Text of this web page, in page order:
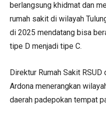
berlangsung khidmat dan
rumah sakit di wilayah
di 2025 mendatang bisa
tipe D menjadi tipe C.
Direktur Rumah Sakit RSUD
Ardona menerangkan
daerah padepokan tempat